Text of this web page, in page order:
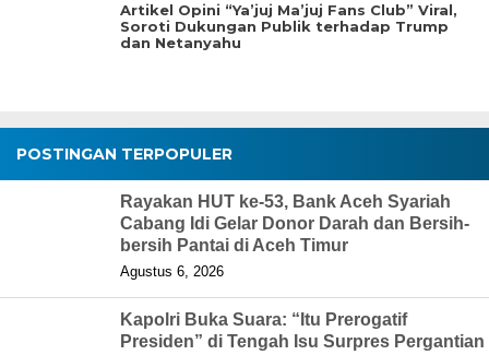
Artikel Opini “Ya’juj Ma’juj Fans Club” Viral,
Soroti Dukungan Publik terhadap Trump
dan Netanyahu
POSTINGAN TERPOPULER
Rayakan HUT ke-53, Bank Aceh Syariah
Cabang Idi Gelar Donor Darah dan Bersih-
bersih Pantai di Aceh Timur
Agustus 6, 2026
Kapolri Buka Suara: “Itu Prerogatif
Presiden” di Tengah Isu Surpres Pergantian